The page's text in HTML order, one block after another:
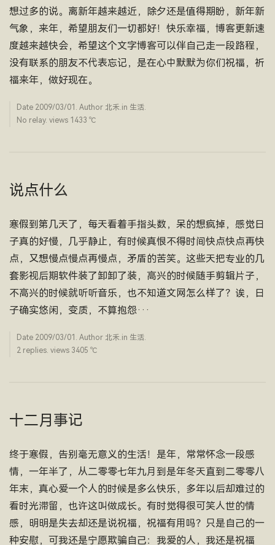
想过多的说。离新年越来越近，除夕还是值得期盼，新年新
气象，来年，希望朋友们一切都好！快乐幸福，博客更新速
度越来越快会，希望这个文字博客可以伴自己走一段路程，
没有联系的朋友不代表忘记，是在心中默默为你们祝福，祈
福来年，做好现在。
Date 2009/03/01 . Author 北禾.in 生活.
No relay. views 1433 ­℃
说点什么
寒假到第几天了，每天看着手指头数，呆的想疯掉，感觉日
子真的好慢，几乎静止，有时候真恨不得时间快点快点再快
点，又想慢点慢点再慢点，矛盾的苦笑。这些天把专业的几
套影视后期软件装了卸卸了装，高兴的时候随手剪辑片子，
不高兴的时候就听听音乐，也不知道文网怎么样了？诶，日
子确实悠闲，变质，不算抱怨···
Date 2009/03/01 . Author 北禾.in 生活.
2 replies. views 3405 ­℃
十二月事记
终于寒假，告别毫无意义的生活！是年，常常怀念一段感
情，一年半了，从二零零七年九月到是年冬天直到二零零八
年末，真心爱一个人的时候是多么快乐，多年以后却难过的
看时光滞留，也许这叫做成长。有时觉得很可笑人世的情
感，明明是失去却还是说祝福，祝福有用吗？只是自己的一
种安慰，可我还是宁愿欺骗自己：我爱的人，我还是祝福